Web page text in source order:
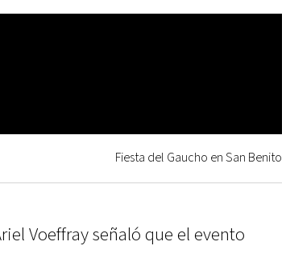
Fiesta del Gaucho en San Benito
Voeffray señaló que el evento